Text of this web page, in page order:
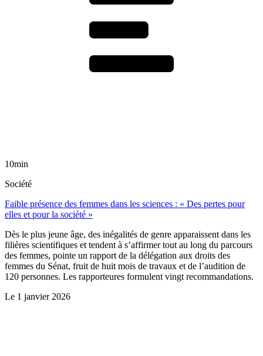
10min
Société
Faible présence des femmes dans les sciences : « Des pertes pour
elles et pour la société »
Dès le plus jeune âge, des inégalités de genre apparaissent dans les
filières scientifiques et tendent à s’affirmer tout au long du parcours
des femmes, pointe un rapport de la délégation aux droits des
femmes du Sénat, fruit de huit mois de travaux et de l’audition de
120 personnes. Les rapporteures formulent vingt recommandations.
Le 1 janvier 2026